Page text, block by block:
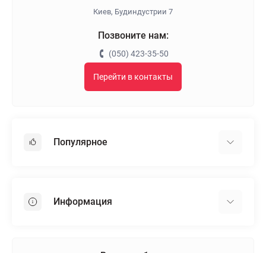
Киев, Будиндустрии 7
Позвоните нам:
(050) 423-35-50
Перейти в контакты
Популярное
Пенопласт
Информация